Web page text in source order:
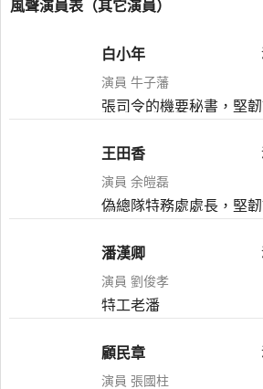
風聲演員表（其它演員）
白小年
演員 牛子藩
王田香
演員 余皚磊
潘漢卿
演員 劉俊孝
特工老潘
顧民章
演員 張國柱